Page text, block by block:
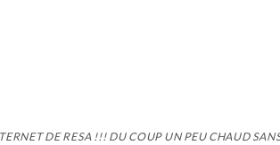
DE RESA !!! DU COUP UN PEU CHAUD